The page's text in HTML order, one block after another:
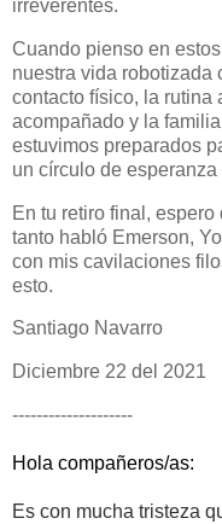
irreverentes.
Cuando pienso en
nuestra vida robotizada
contacto físico, la rutina
acompañado y la
estuvimos preparados
un círculo de
En tu retiro final,
tanto habló Emerson,
con mis cavilaciones
esto.
Santiago Navarro
Diciembre 22 del 2021
--------------------
Hola compañeros/as:
Es con mucha tristeza